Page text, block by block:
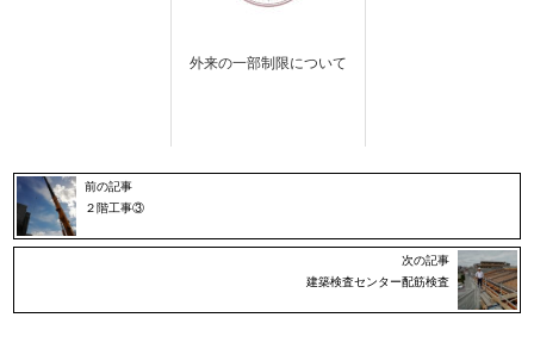
外来の一部制限について
前の記事
２階工事③
次の記事
建築検査センター配筋検査